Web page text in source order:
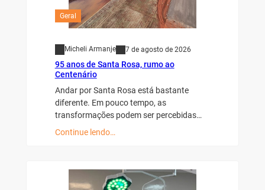
Geral
Micheli Armanje 7 de agosto de 2026
95 anos de Santa Rosa, rumo ao
Centenário
Andar por Santa Rosa está bastante
diferente. Em pouco tempo, as
transformações podem ser percebidas…
Continue lendo…